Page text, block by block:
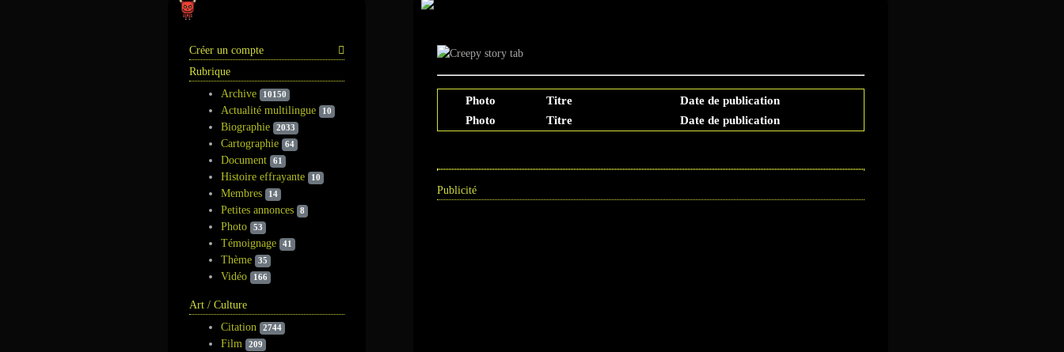
Créer un compte
Rubrique
Archive
10150
Actualité multilingue 10
Biographie 2033
Cartographie 64
Document 61
Histoire effrayante 10
Membres 14
Petites annonces 8
Photo 53
Témoignage 41
Thème 35
Vidéo 166
Art / Culture
Citation
2744
Film 209
Photo Titre
Date de publication
Photo
Titre Date de publication
Publicité